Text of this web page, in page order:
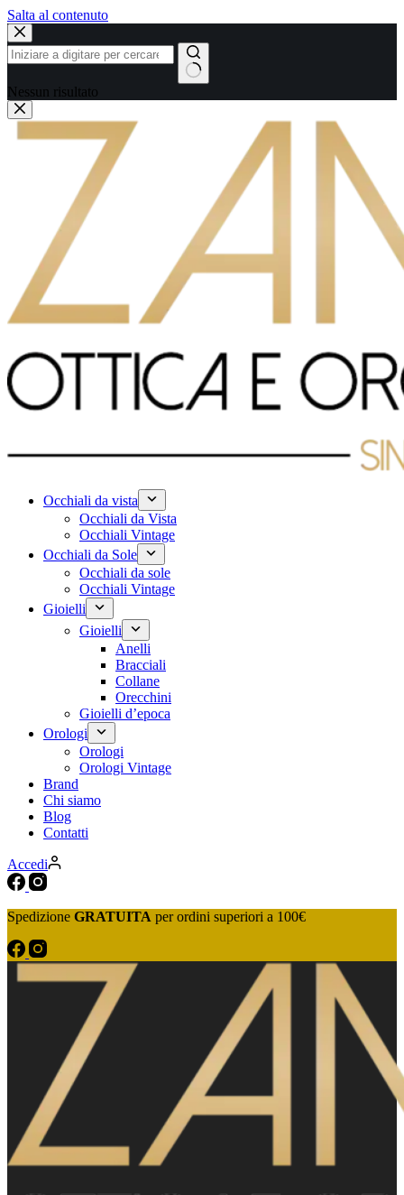
Salta al contenuto
Nessun risultato
Occhiali da vista
Occhiali da Vista
Occhiali Vintage
Occhiali da Sole
Occhiali da sole
Occhiali Vintage
Gioielli
Gioielli
Anelli
Bracciali
Collane
Orecchini
Gioielli d’epoca
Orologi
Orologi
Orologi Vintage
Brand
Chi siamo
Blog
Contatti
Accedi
Spedizione GRATUITA per ordini superiori a 100€